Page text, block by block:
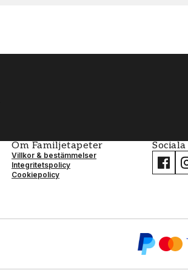
Om Familjetapeter
Villkor & bestämmelser
Integritetspolicy
Cookiepolicy